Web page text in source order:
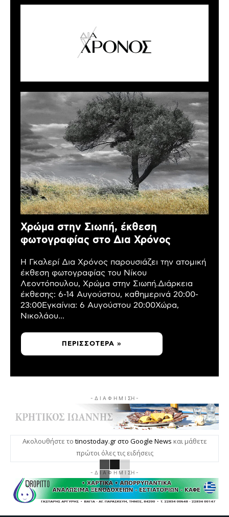
Χρώμα στην Σιωπή, έκθεση
φωτογραφίας στο Δια Χρόνος
Η Γκαλερί Δια Χρόνος παρουσιάζει την ατομική
έκθεση φωτογραφίας του Νίκου
Λεοντόπουλου, Χρώμα στην Σιωπή.Διάρκεια
έκθεσης: 6-14 Αυγούστου, καθημερινά 20:00-
23:00Εγκαίνια: 6 Αυγούστου 20:00Χώρα,
Νικολάου...
ΠΕΡΙΣΣΌΤΕΡΑ »
- Δ Ι Α Φ Η Μ Ι ΣΗ -
Ακολουθήστε το tinostoday.gr στο Google News και μάθετε
πρώτοι όλες τις ειδήσεις
- Δ Ι Α Φ Η Μ Ι ΣΗ -